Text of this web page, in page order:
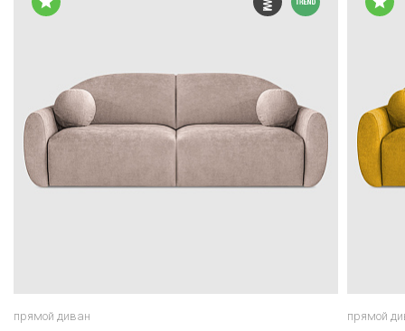
прямой диван прямой